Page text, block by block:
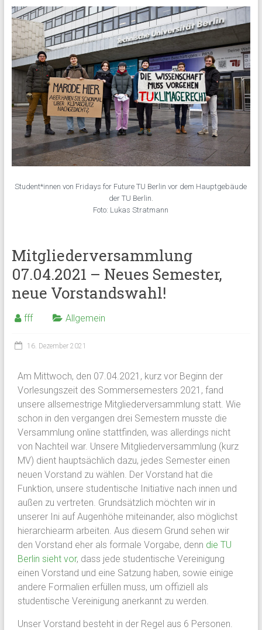
Student*innen von Fridays for Future TU Berlin vor dem Hauptgebäude
der TU Berlin.
Foto: Lukas Stratmann
Mitgliederversammlung
07.04.2021 – Neues Semester,
neue Vorstandswahl!
fff Allgemein
16. Dezember 2021
Am Mittwoch, den 07.04.2021, kurz vor Beginn der
Vorlesungszeit des Sommersemesters 2021, fand
unsere allsemestrige Mitgliederversammlung statt. Wie
schon in den vergangen drei Semestern musste die
Versammlung online stattfinden, was allerdings nicht
von Nachteil war. Unsere Mitgliederversammlung (kurz
MV) dient hauptsächlich dazu, jedes Semester einen
neuen Vorstand zu wählen. Der Vorstand hat die
Funktion, unsere studentische Initiative nach innen und
außen zu vertreten. Grundsätzlich möchten wir in
unserer Ini auf Augenhöhe miteinander, also möglichst
hierarchiearm arbeiten. Aus diesem Grund sehen wir
den Vorstand eher als formale Vorgabe, denn die TU
Berlin sieht vor, dass jede studentische Vereinigung
einen Vorstand und eine Satzung haben, sowie einige
andere Formalien erfüllen muss, um offiziell als
studentische Vereinigung anerkannt zu werden.
Unser Vorstand besteht in der Regel aus 6 Personen.